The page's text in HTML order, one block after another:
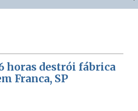
horas destrói fábrica
Franca, SP